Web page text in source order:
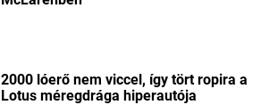
2000 lóerő nem viccel, így tört ropira a
Lotus méregdrága hiperautója